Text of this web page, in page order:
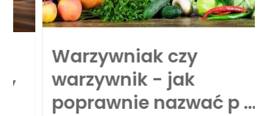
Warzywniak czy
warzywnik - jak
poprawnie nazwać p …